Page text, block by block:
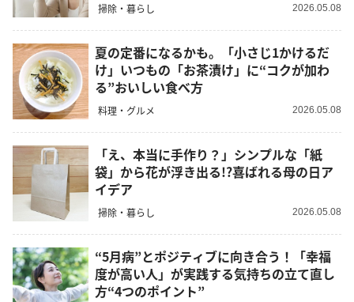
掃除・暮らし 2026.05.08
夏の定番になるかも。「小さじ1かけるだ
け」いつもの「お茶漬け」に“コクが加わ
る”おいしい食べ方
料理・グルメ 2026.05.08
「え、本当に手作り？」シンプルな「紙
袋」から花が浮き出る!?喜ばれる母の日ア
イデア
掃除・暮らし 2026.05.08
“5月病”とポジティブに向き合う！「幸福
度が高い人」が実践する気持ちの立て直し
方“4つのポイント”